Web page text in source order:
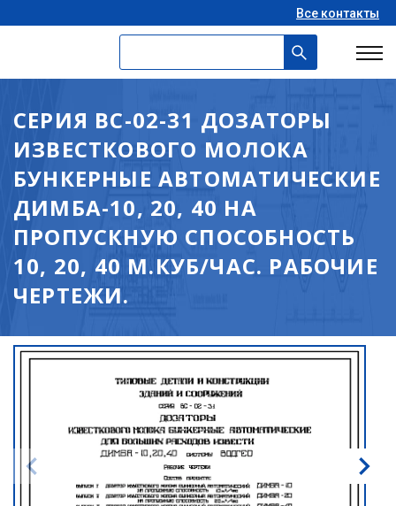
Все контакты
СЕРИЯ ВС-02-31 ДОЗАТОРЫ
ИЗВЕСТКОВОГО МОЛОКА
БУНКЕРНЫЕ АВТОМАТИЧЕСКИЕ
ДИМБА-10, 20, 40 НА
ПРОПУСКНУЮ СПОСОБНОСТЬ
10, 20, 40 М.КУБ/ЧАС. РАБОЧИЕ
ЧЕРТЕЖИ.